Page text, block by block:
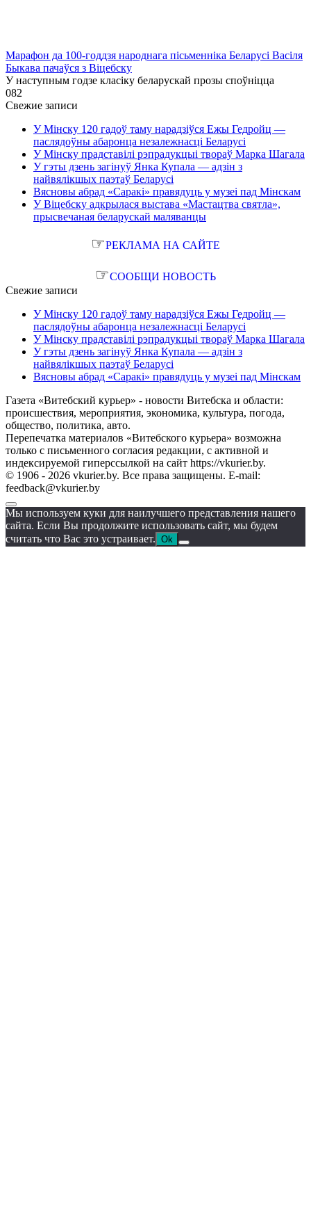
Марафон да 100-годдзя народнага пісьменніка Беларусі Васіля
Быкава пачаўся з Віцебску
У наступным годзе класіку беларускай прозы споўніцца
082
Свежие записи
У Мінску 120 гадоў таму нарадзіўся Ежы Гедройц —
паслядоўны абаронца незалежнасці Беларусі
У Мінску прадставілі рэпрадукцыі твораў Марка Шагала
У гэты дзень загінуў Янка Купала — адзін з
найвялікшых паэтаў Беларусі
Вясновы абрад «Саракі» правядуць у музеі пад Мінскам
У Віцебску адкрылася выстава «Мастацтва святла»,
прысвечаная беларускай маляванцы
☞РЕКЛАМА НА САЙТЕ
☞СООБЩИ НОВОСТЬ
Свежие записи
У Мінску 120 гадоў таму нарадзіўся Ежы Гедройц —
паслядоўны абаронца незалежнасці Беларусі
У Мінску прадставілі рэпрадукцыі твораў Марка Шагала
У гэты дзень загінуў Янка Купала — адзін з
найвялікшых паэтаў Беларусі
Вясновы абрад «Саракі» правядуць у музеі пад Мінскам
Газета «Витебский курьер» - новости Витебска и области:
происшествия, мероприятия, экономика, культура, погода,
общество, политика, авто.
Перепечатка материалов «Витебского курьера» возможна
только с письменного согласия редакции, с активной и
индексируемой гиперссылкой на сайт https://vkurier.by.
© 1906 - 2026 vkurier.by. Все права защищены. E-mail:
feedback@vkurier.by
Мы используем куки для наилучшего представления нашего
сайта. Если Вы продолжите использовать сайт, мы будем
считать что Вас это устраивает. Ok